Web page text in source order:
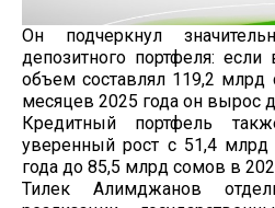
Он подчеркнул
депозитного портфеля:
объем составлял 119,2 млрд
месяцев 2025 года он вырос
Кредитный портфель
уверенный рост с 51,4
года до 85,5 млрд сомов в
Тилек Алимджанов